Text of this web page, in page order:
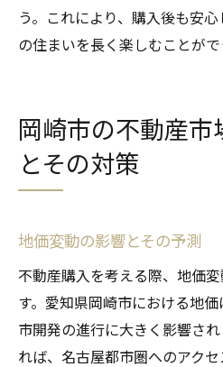
う。これにより、購入後も安
の住まいを長く楽しむことがで
岡崎市の不動産市
とその対策
地価変動の影響とその予測
不動産購入を考える際、地価
す。愛知県岡崎市における地
市開発の進行に大きく影響さ
れば、名古屋都市圏へのアク